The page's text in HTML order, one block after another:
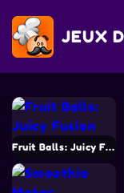
JEUX
Fruit Balls: Juicy Fusion